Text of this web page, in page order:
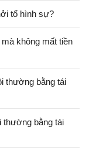
tố hình sự?
không mất tiền
thường bằng tái
thường bằng tái